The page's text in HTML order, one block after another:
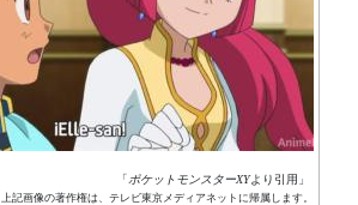
「ポケットモンスターXYより引用」
上記画像の著作権は、テレビ東京メディアネットに帰属します。